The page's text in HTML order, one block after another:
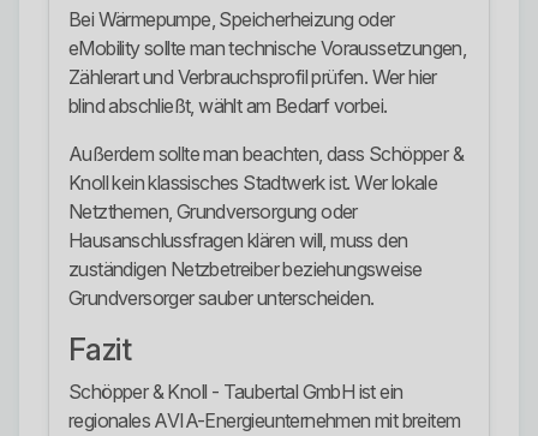
Bei Wärmepumpe, Speicherheizung oder
eMobility sollte man technische Voraussetzungen,
Zählerart und Verbrauchsprofil prüfen. Wer hier
blind abschließt, wählt am Bedarf vorbei.
Außerdem sollte man beachten, dass Schöpper &
Knoll kein klassisches Stadtwerk ist. Wer lokale
Netzthemen, Grundversorgung oder
Hausanschlussfragen klären will, muss den
zuständigen Netzbetreiber beziehungsweise
Grundversorger sauber unterscheiden.
Fazit
Schöpper & Knoll - Taubertal GmbH ist ein
regionales AVIA-Energieunternehmen mit breitem